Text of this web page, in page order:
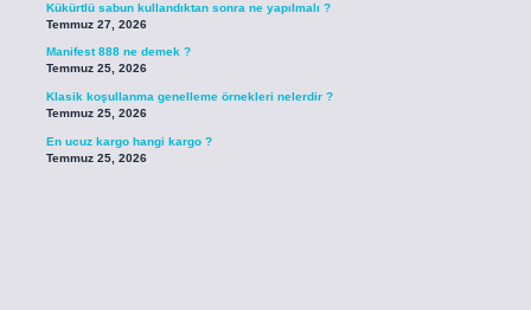
Kükürtlü sabun kullandıktan sonra ne yapılmalı ?
Temmuz 27, 2026
Manifest 888 ne demek ?
Temmuz 25, 2026
Klasik koşullanma genelleme örnekleri nelerdir ?
Temmuz 25, 2026
En ucuz kargo hangi kargo ?
Temmuz 25, 2026